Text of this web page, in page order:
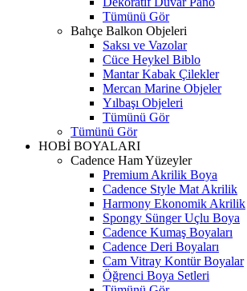
Tümünü Gör
Bahçe Balkon Objeleri
Saksı ve Vazolar
Cüce Heykel Biblo
Mantar Kabak Çilekler
Mercan Marine Objeler
Yılbaşı Objeleri
Tümünü Gör
Tümünü Gör
HOBİ BOYALARI
Cadence Ham Yüzeyler
Premium Akrilik Boya
Cadence Style Mat Akrilik
Harmony Ekonomik Akrilik
Spongy Sünger Uçlu Boya
Cadence Kumaş Boyaları
Cadence Deri Boyaları
Cam Vitray Kontür Boyalar
Öğrenci Boya Setleri